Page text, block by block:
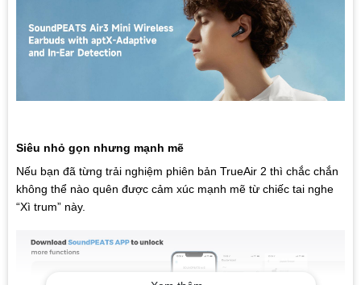
Siêu nhỏ gọn nhưng mạnh mẽ
Nếu bạn đã từng trải nghiệm phiên bản TrueAir 2 thì chắc chắn
không thể nào quên được cảm xúc mạnh mẽ từ chiếc tai nghe
“Xì trum” này.